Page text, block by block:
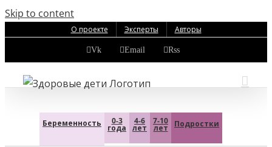
Skip to content
О проекте Эксперты Авторы
Vk Email Rss
Беременность 0-3
года
4-6
лет
7-10
лет Подростки